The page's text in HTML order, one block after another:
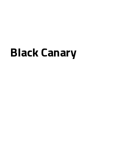
Black Canary